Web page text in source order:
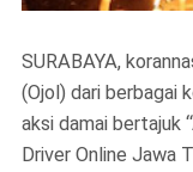
SURABAYA,
(Ojol) dari berbagai
aksi damai bertajuk
Driver Online Jawa